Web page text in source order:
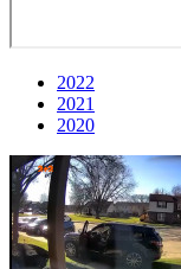
2022
2021
2020